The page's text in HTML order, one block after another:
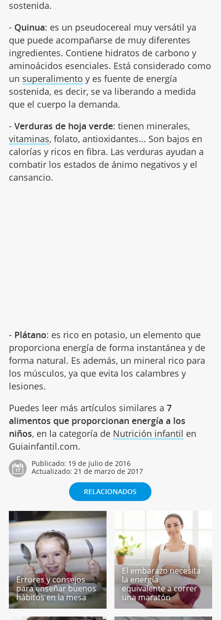
sostenida.
- Quinua: es un pseudocereal muy versátil ya
que puede acompañarse de muy diferentes
ingredientes. Contiene hidratos de carbono y
aminoácidos esenciales. Está considerado como
un superalimento y es fuente de energía
sostenida, es decir, se va liberando a medida
que el cuerpo la demanda.
- Verduras de hoja verde: tienen minerales,
vitaminas, folato, antioxidantes... Son bajos en
calorías y ricos en fibra. Las verduras ayudan a
combatir los estados de ánimo negativos y el
cansancio.
- Plátano: es rico en potasio, un elemento que
proporciona energía de forma instantánea y de
forma natural. Es además, un mineral rico para
los músculos, ya que evita los calambres y
lesiones.
Puedes leer más artículos similares a 7
alimentos que proporcionan energía a los
niños, en la categoría de Nutrición infantil en
Guiainfantil.com.
Publicado: 19 de julio de 2016
Actualizado: 21 de marzo de 2017
RELACIONADOS
Errores y consejos
para enseñar buenos
hábitos en la mesa
El embarazo necesita
la energía
equivalente a correr
una maratón